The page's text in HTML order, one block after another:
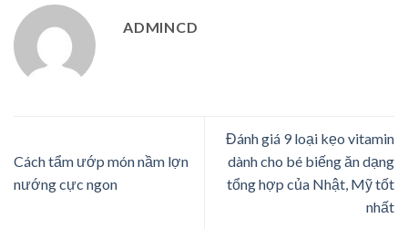
ADMINCD
Cách tẩm ướp món nầm lợn
nướng cực ngon
Đánh giá 9 loại kẹo vitamin
dành cho bé biếng ăn dạng
tổng hợp của Nhật, Mỹ tốt
nhất